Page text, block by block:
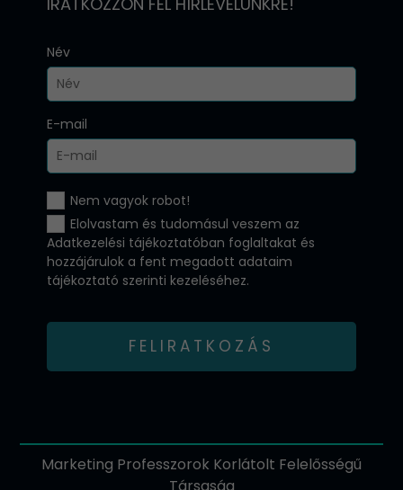
Név
E-mail
Nem vagyok robot!
Elolvastam és tudomásul veszem az
Adatkezelési tájékoztatóban foglaltakat és
hozzájárulok a fent megadott adataim
tájékoztató szerinti kezeléséhez.
FELIRATKOZÁS
Marketing Professzorok Korlátolt Felelősségű